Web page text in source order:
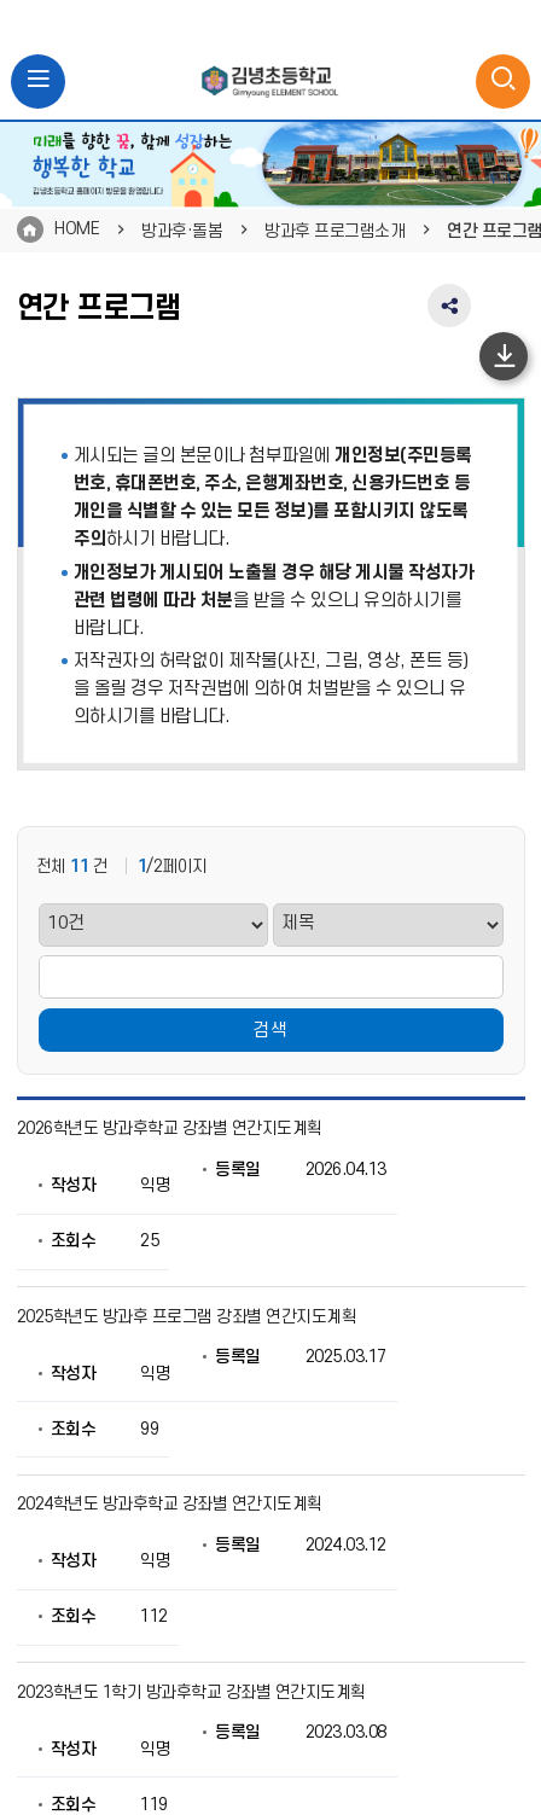
HOME 방과후·돌봄 방과후 프로그램소개 연간 프로그램
연간 프로그램
SNS
역
치
기
게시되는 글의 본문이나 첨부파일에 개인정보(주민등록
번호, 휴대폰번호, 주소, 은행계좌번호, 신용카드번호 등
개인을 식별할 수 있는 모든 정보)를 포함시키지 않도록
주의 하시기 바랍니다.
개인정보가 게시되어 노출될 경우 해당 게시물 작성자가
관련 법령에 따라 처분을 받을 수 있으니 유의하시기를
바랍니다.
저작권자의 허락없이 제작물(사진, 그림, 영상, 폰트 등)
을 올릴 경우 저작권법에 의하여 처벌받을 수 있으니 유
의하시기를 바랍니다.
전체 11 건 1 /2페이지
검색
간
으
로
번
등
록
공
2026학년도 방과후학교 강좌별 연간지도계획
작성자 익명
등록일 2026.04.13
조회수 25
2025학년도 방과후 프로그램 강좌별 연간지도계획
작성자 익명
등록일 2025.03.17
조회수 99
2024학년도 방과후학교 강좌별 연간지도계획
작성자 익명
등록일 2024.03.12
조회수 112
2023학년도 1학기 방과후학교 강좌별 연간지도계획
작성자 익명
등록일 2023.03.08
조회수 119
하
단